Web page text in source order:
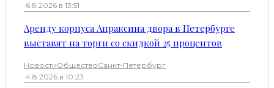
·6.8.2026 в 13:51
Аренду корпуса Апраксина двора в Петербурге
выставят на торги со скидкой 25 процентов
НовостиОбществоСанкт-Петербург
·4.8.2026 в 10:23